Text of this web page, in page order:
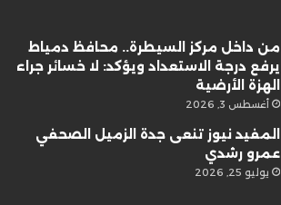
من داخل مركز السيطرة.. محافظ دمياط
يرفع درجة الاستعداد ويؤكد: لا خسائر جراء
الهزة الأرضية
أغسطس 3, 2026
المفيد نيوز تنعى جدة الزميل الصحفي
عمرو رشدي
يوليو 25, 2026